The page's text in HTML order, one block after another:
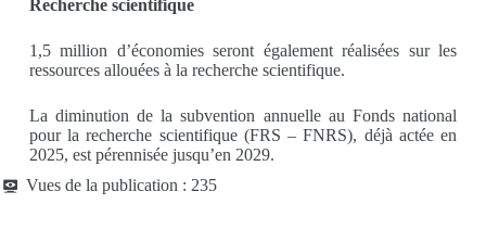
Recherche scientifique
1,5 million d’économies seront également réalisées sur les
ressources allouées à la recherche scientifique.
La diminution de la subvention annuelle au Fonds national
pour la recherche scientifique (FRS – FNRS), déjà actée en
2025, est pérennisée jusqu’en 2029.
Vues de la publication : 235